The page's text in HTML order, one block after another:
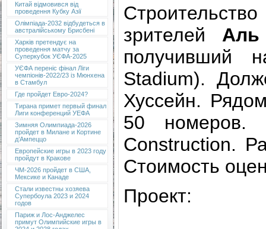
Китай відмовився від
проведення Кубку Азії
Олімпіада-2032 відбудеться в
австралійському Брисбені
Харків претендує на
проведення матчу за
Суперкубок УЄФА-2025
УЄФА переніс фінал Ліги
чемпіонів-2022/23 із Мюнхена
в Стамбул
Где пройдет Евро-2024?
Тирана примет первый финал
Лиги конференций УЕФА
Зимняя Олимпиада-2026
пройдет в Милане и Кортине
д’Ампеццо
Европейские игры в 2023 году
пройдут в Кракове
ЧМ-2026 пройдет в США,
Мексике и Канаде
Стали известны хозяева
Супербоула 2023 и 2024
годов
Париж и Лос-Анджелес
примут Олимпийские игры в
зрителей
получивший
Stadium).
Хуссейн.
50 номеров.
Construction.
Стоимость
Проект: